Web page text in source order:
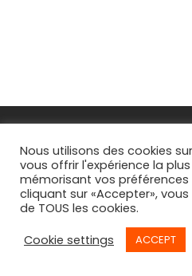
FAQs
CGV
Suivi de commande
2026© ByWilly Bègue
Nous utilisons des cookies
vous offrir l'expérience la
mémorisant vos préférences
cliquant sur «Accepter»,
de TOUS les cookies.
Cookie settings
ACCEPT